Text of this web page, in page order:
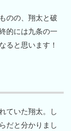
のの、翔太と破
的には九条の一
ると思います！
ていた翔太。し
だと分かりまし